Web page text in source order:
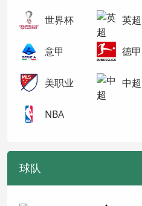
世界杯 英超
意甲 德甲
美职业 中超
NBA
球队